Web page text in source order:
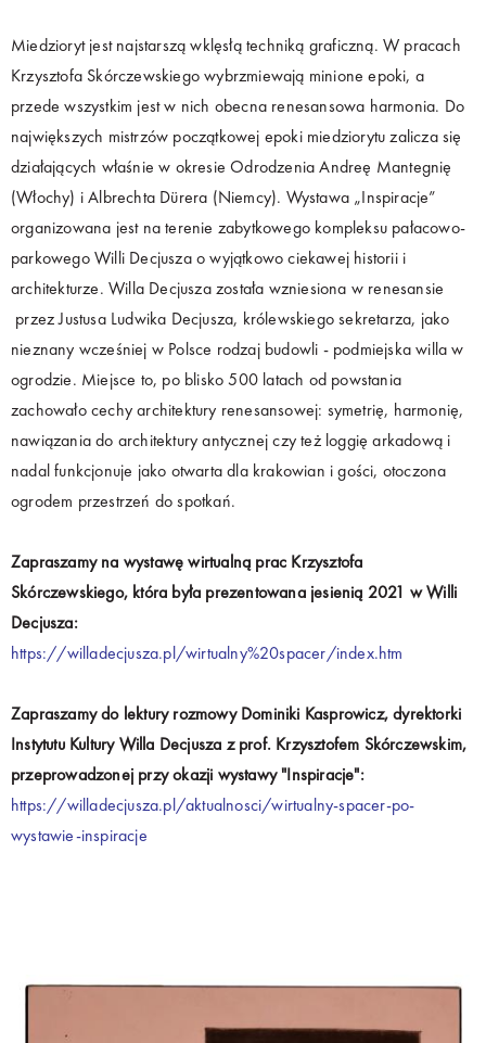
Miedzioryt jest najstarszą wklęsłą techniką graficzną. W pracach
Krzysztofa Skórczewskiego wybrzmiewają minione epoki, a
przede wszystkim jest w nich obecna renesansowa harmonia. Do
największych mistrzów początkowej epoki miedziorytu zalicza się
działających właśnie w okresie Odrodzenia Andreę Mantegnię
(Włochy) i Albrechta Dürera (Niemcy). Wystawa „Inspiracje”
organizowana jest na terenie zabytkowego kompleksu pałacowo-
parkowego Willi Decjusza o wyjątkowo ciekawej historii i
architekturze. Willa Decjusza została wzniesiona w renesansie
przez Justusa Ludwika Decjusza, królewskiego sekretarza, jako
nieznany wcześniej w Polsce rodzaj budowli - podmiejska willa w
ogrodzie. Miejsce to, po blisko 500 latach od powstania
zachowało cechy architektury renesansowej: symetrię, harmonię,
nawiązania do architektury antycznej czy też loggię arkadową i
nadal funkcjonuje jako otwarta dla krakowian i gości, otoczona
ogrodem przestrzeń do spotkań.
Zapraszamy na wystawę wirtualną prac Krzysztofa
Skórczewskiego, która była prezentowana jesienią 2021 w Willi
Decjusza:
https://willadecjusza.pl/wirtualny%20spacer/index.htm
Zapraszamy do lektury rozmowy Dominiki Kasprowicz, dyrektorki
Instytutu Kultury Willa Decjusza z prof. Krzysztofem Skórczewskim,
przeprowadzonej przy okazji wystawy "Inspiracje":
https://willadecjusza.pl/aktualnosci/wirtualny-spacer-po-
wystawie-inspiracje